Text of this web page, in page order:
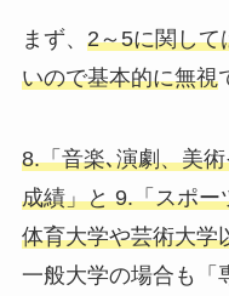
まず、 2～5に関して
いので基本的に無視
8.「音楽､演劇、美
成績」と 9.「スポ
体育大学や芸術大学
一般大学の場合も